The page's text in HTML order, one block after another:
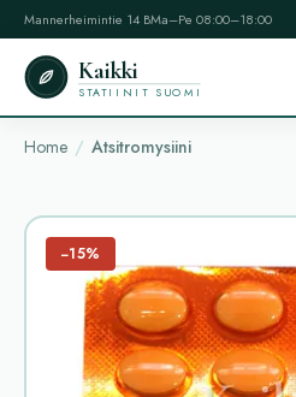
Mannerheimintie 14 BMa–Pe 08:00–18:00
Kaikki
STATIINIT SUOMI
Home Atsitromysiini
−15%